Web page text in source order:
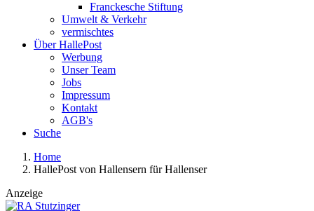
Franckesche Stiftung
Umwelt & Verkehr
vermischtes
Über HallePost
Werbung
Unser Team
Jobs
Impressum
Kontakt
AGB's
Suche
Home
HallePost von Hallensern für Hallenser
Anzeige